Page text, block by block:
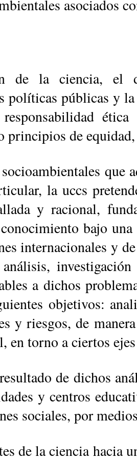
asociados
de la ciencia, el
políticas públicas y
prin­cipios de
que
la uccs
y racional,
bajo
internacionales y
a dichos
objetivos:
y riesgos, de
en tor­no a ciertos
de dichos
y centros
sociales, por
de la cien­cia hacia